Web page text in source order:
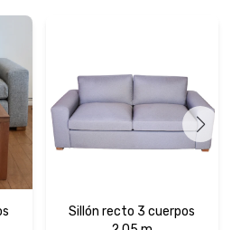
Sillón recto 3 cuerpos